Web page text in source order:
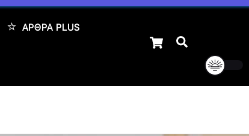
Cart
ΆΡΘΡΑ PLUS